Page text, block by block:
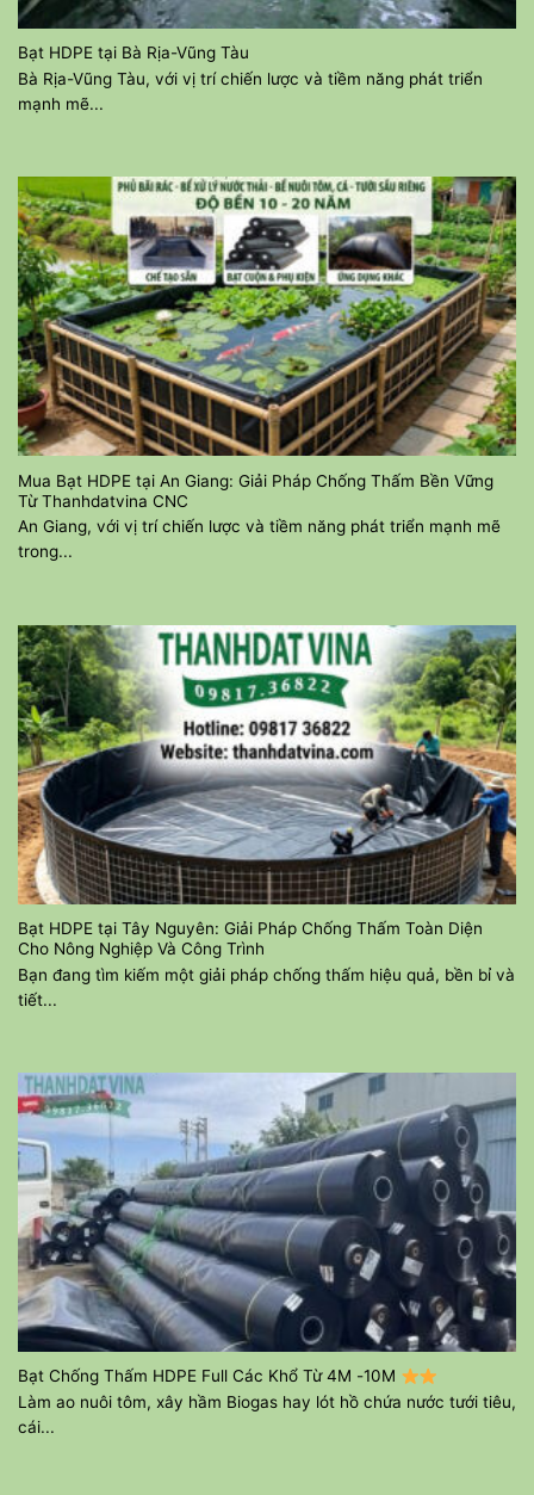
Bạt HDPE tại Bà Rịa-Vũng Tàu
Bà Rịa-Vũng Tàu, với vị trí chiến lược và tiềm năng phát triển
mạnh mẽ...
Mua Bạt HDPE tại An Giang: Giải Pháp Chống Thấm Bền Vững
Từ Thanhdatvina CNC
An Giang, với vị trí chiến lược và tiềm năng phát triển mạnh mẽ
trong...
Bạt HDPE tại Tây Nguyên: Giải Pháp Chống Thấm Toàn Diện
Cho Nông Nghiệp Và Công Trình
Bạn đang tìm kiếm một giải pháp chống thấm hiệu quả, bền bỉ và
tiết...
Bạt Chống Thấm HDPE Full Các Khổ Từ 4M -10M
Làm ao nuôi tôm, xây hầm Biogas hay lót hồ chứa nước tưới tiêu,
cái...